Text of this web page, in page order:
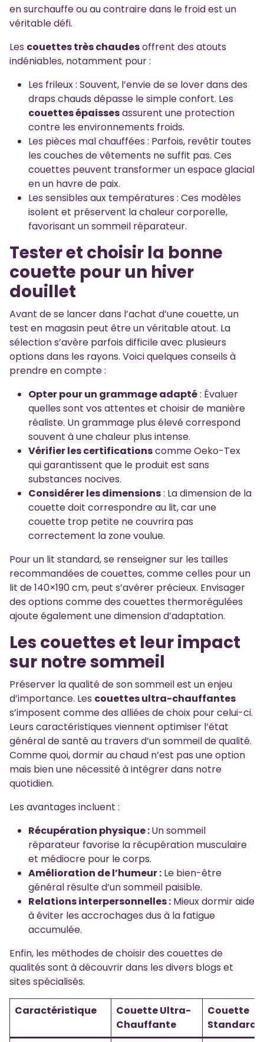
en surchauffe ou au contraire dans le froid est un
véritable défi.
Les couettes très chaudesoffrent des atouts
indéniables, notamment pour :
Les frileux : Souvent, l’envie de se lover dans des
draps chauds dépasse le simple confort. Les
couettes épaissesassurent une protection
contre les environnements froids.
Les pièces mal chauffées : Parfois, revêtir toutes
les couches de vêtements ne suffit pas. Ces
couettes peuvent transformer un espace glacial
en un havre de paix.
Les sensibles aux températures : Ces modèles
isolent et préservent la chaleur corporelle,
favorisant un sommeil réparateur.
Tester et choisir la bonne
couette pour un hiver
douillet
Avant de se lancer dans l’achat d’une couette, un
test en magasin peut être un véritable atout. La
sélection s’avère parfois difficile avec plusieurs
options dans les rayons. Voici quelques conseils à
prendre en compte :
Opter pour un grammage adapté: Évaluer
quelles sont vos attentes et choisir de manière
réaliste. Un grammage plus élevé correspond
souvent à une chaleur plus intense.
Vérifier les certificationscomme Oeko-Tex
qui garantissent que le produit est sans
substances nocives.
Considérer les dimensions: La dimension de la
couette doit correspondre au lit, car une
couette trop petite ne couvrira pas
correctement la zone voulue.
Pour un lit standard, se renseigner sur les tailles
recommandées de couettes, comme celles pour un
lit de 140×190 cm, peut s’avérer précieux. Envisager
des options comme des couettes thermorégulées
ajoute également une dimension d’adaptation.
Les couettes et leur impact
sur notre sommeil
Préserver la qualité de son sommeil est un enjeu
d’importance. Les couettes ultra-chauffantes
s’imposent comme des alliées de choix pour celui-ci.
Leurs caractéristiques viennent optimiser l’état
général de santé au travers d’un sommeil de qualité.
Comme quoi, dormir au chaud n’est pas une option
mais bien une nécessité à intégrer dans notre
quotidien.
Les avantages incluent :
Récupération physique :Un sommeil
réparateur favorise la récupération musculaire
et médiocre pour le corps.
Amélioration de l’humeur : Le bien-être
général résulte d’un sommeil paisible.
Relations interpersonnelles : Mieux dormir aide
à éviter les accrochages dus à la fatigue
accumulée.
Enfin, les méthodes de choisir des couettes de
qualités sont à découvrir dans les divers blogs et
sites spécialisés.
Caractéristique
Couette Ultra-
Chauffante
Couette
Standard